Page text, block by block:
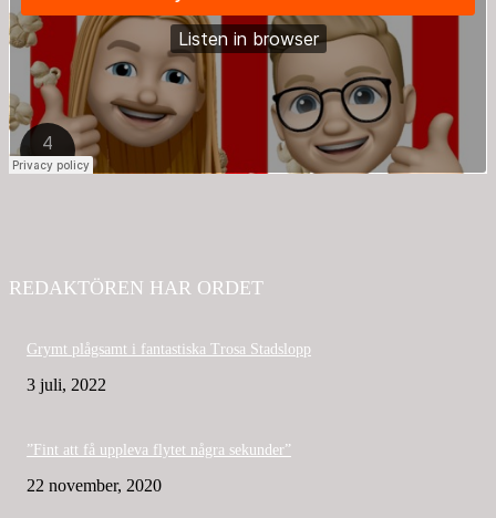
REDAKTÖREN HAR ORDET
Grymt plågsamt i fantastiska Trosa Stadslopp
3 juli, 2022
”Fint att få uppleva flytet några sekunder”
22 november, 2020